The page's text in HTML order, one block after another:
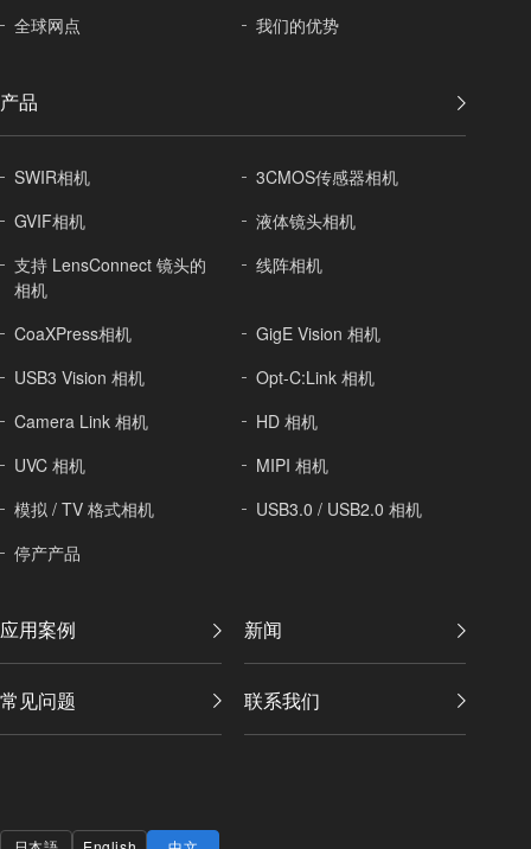
全球网点 我们的优势
产品
SWIR相机
3CMOS传感器相机
GVIF相机
液体镜头相机
支持 LensConnect 镜头的
相机
线阵相机
CoaXPress相机
GigE Vision 相机
USB3 Vision 相机
Opt-C:Link 相机
Camera Link 相机
HD 相机
UVC 相机
MIPI 相机
模拟 / TV 格式相机
USB3.0 / USB2.0 相机
停产产品
应用案例 新闻
常见问题 联系我们